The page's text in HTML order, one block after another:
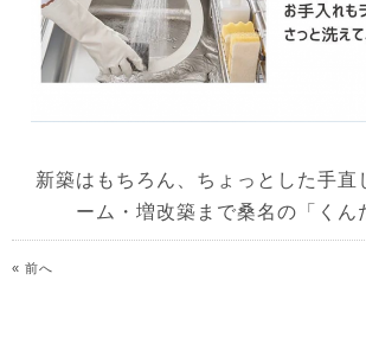
新築はもちろん、ちょっとした手直
ーム・増改築まで桑名の「くん
« 前へ